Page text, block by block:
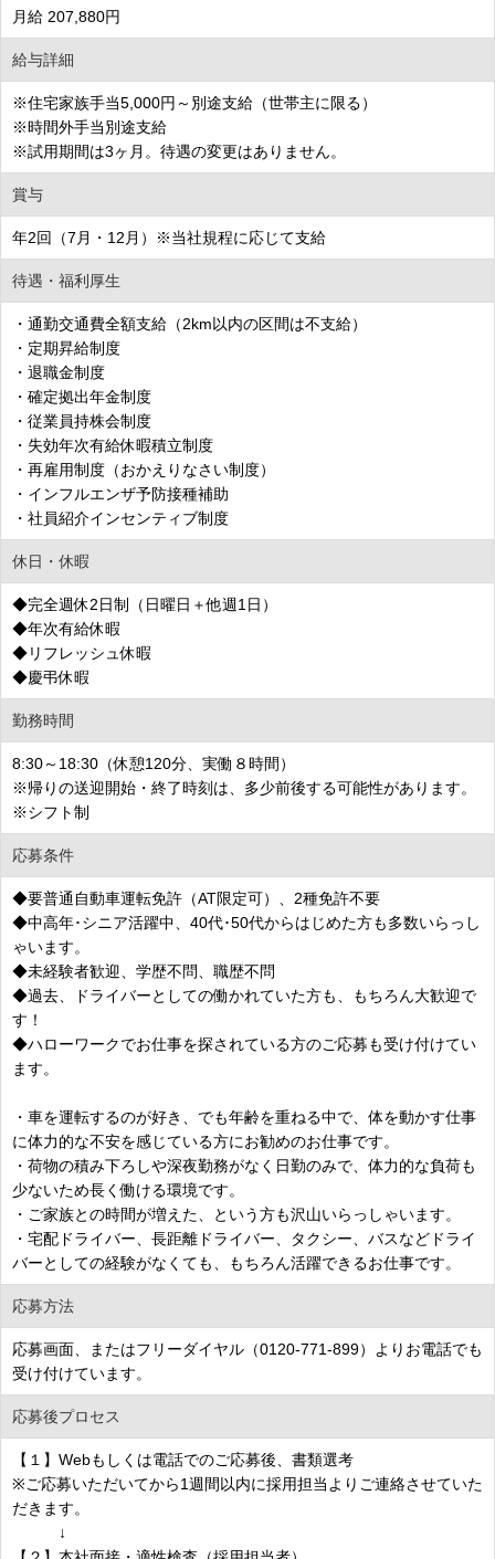
月給 207,880円
給与詳細
※住宅家族手当5,000円～別途支給（世帯主に限る）
※時間外手当別途支給
※試用期間は3ヶ月。待遇の変更はありません。
賞与
年2回（7月・12月）※当社規程に応じて支給
待遇・福利厚生
・通勤交通費全額支給（2km以内の区間は不支給）
・定期昇給制度
・退職金制度
・確定拠出年金制度
・従業員持株会制度
・失効年次有給休暇積立制度
・再雇用制度（おかえりなさい制度）
・インフルエンザ予防接種補助
・社員紹介インセンティブ制度
休日・休暇
◆完全週休2日制（日曜日＋他週1日）
◆年次有給休暇
◆リフレッシュ休暇
◆慶弔休暇
勤務時間
8:30～18:30（休憩120分、実働８時間）
※帰りの送迎開始・終了時刻は、多少前後する可能性があります。
※シフト制
応募条件
◆要普通自動車運転免許（AT限定可）、2種免許不要
◆中高年･シニア活躍中、40代･50代からはじめた方も多数いらっし
ゃいます。
◆未経験者歓迎、学歴不問、職歴不問
◆過去、ドライバーとしての働かれていた方も、もちろん大歓迎で
す！
◆ハローワークでお仕事を探されている方のご応募も受け付けてい
ます。
・車を運転するのが好き、でも年齢を重ねる中で、体を動かす仕事
に体力的な不安を感じている方にお勧めのお仕事です。
・荷物の積み下ろしや深夜勤務がなく日勤のみで、体力的な負荷も
少ないため長く働ける環境です。
・ご家族との時間が増えた、という方も沢山いらっしゃいます。
・宅配ドライバー、長距離ドライバー、タクシー、バスなどドライ
バーとしての経験がなくても、もちろん活躍できるお仕事です。
応募方法
応募画面、またはフリーダイヤル（0120-771-899）よりお電話でも
受け付けています。
応募後プロセス
【１】Webもしくは電話でのご応募後、書類選考
※ご応募いただいてから1週間以内に採用担当よりご連絡させていた
だきます。
↓